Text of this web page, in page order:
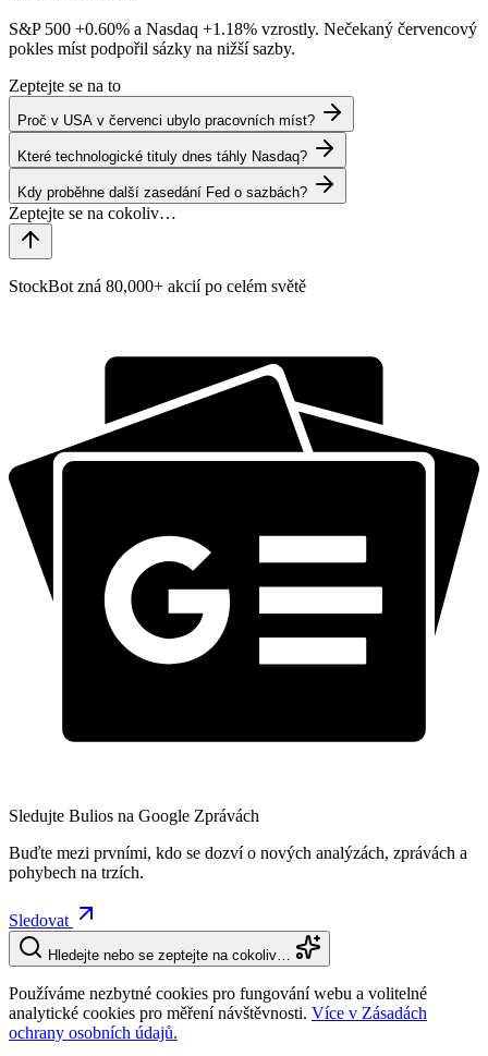
S&P 500 +0.60% a Nasdaq +1.18% vzrostly. Nečekaný červencový
pokles míst podpořil sázky na nižší sazby.
Zeptejte se na to
Proč v USA v červenci ubylo pracovních míst?
Které technologické tituly dnes táhly Nasdaq?
Kdy proběhne další zasedání Fed o sazbách?
StockBot zná 80,000+ akcií po celém světě
Sledujte Bulios na Google Zprávách
Buďte mezi prvními, kdo se dozví o nových analýzách, zprávách a
pohybech na trzích.
Sledovat
Hledejte nebo se zeptejte na cokoliv…
Používáme nezbytné cookies pro fungování webu a volitelné
analytické cookies pro měření návštěvnosti. Více v Zásadách
ochrany osobních údajů.